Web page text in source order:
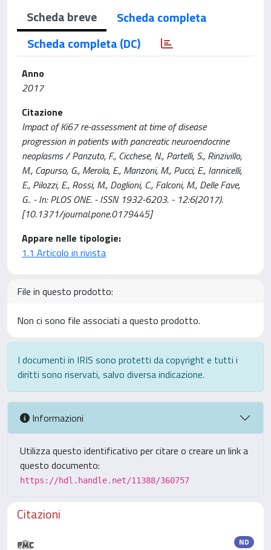
Scheda breve
Scheda completa
Scheda completa (DC)
Anno
2017
Citazione
Impact of Ki67 re-assessment at time of disease
progression in patients with pancreatic neuroendocrine
neoplasms / Panzuto, F., Cicchese, N., Partelli, S., Rinzivillo,
M., Capurso, G., Merola, E., Manzoni, M., Pucci, E., Iannicelli,
E., Pilozzi, E., Rossi, M., Doglioni, C., Falconi, M., Delle Fave,
G.. - In: PLOS ONE. - ISSN 1932-6203. - 12:6(2017).
[10.1371/journal.pone.0179445]
Appare nelle tipologie:
1.1 Articolo in rivista
File in questo prodotto:
Non ci sono file associati a questo prodotto.
I documenti in IRIS sono protetti da copyright e tutti i
diritti sono riservati, salvo diversa indicazione.
Informazioni
Utilizza questo identificativo per citare o creare un link a
questo documento:
https://hdl.handle.net/11388/360757
Citazioni
ND